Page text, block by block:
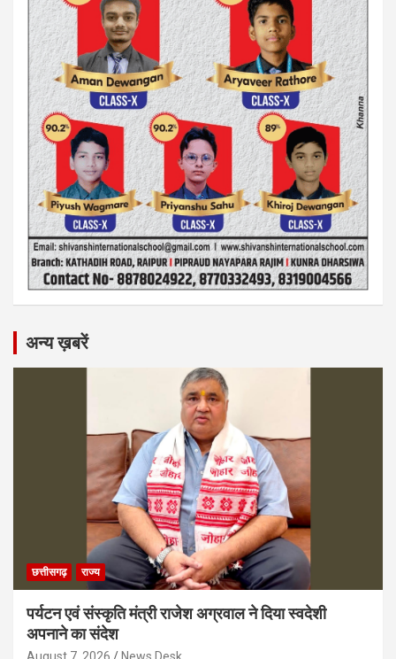
अन्य ख़बरें
छत्तीसगढ़ राज्य
पर्यटन एवं संस्कृति मंत्री राजेश अग्रवाल ने दिया स्वदेशी
अपनाने का संदेश